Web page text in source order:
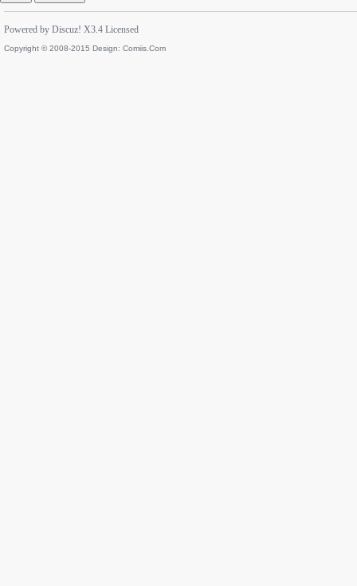
Powered by Discuz! X3.4 Licensed
Copyright © 2008-2015 Design: Comiis.Com